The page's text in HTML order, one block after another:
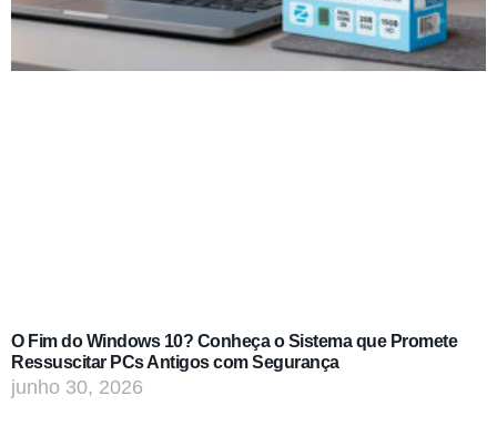
O Fim do Windows 10? Conheça o Sistema que Promete
Ressuscitar PCs Antigos com Segurança
junho 30, 2026